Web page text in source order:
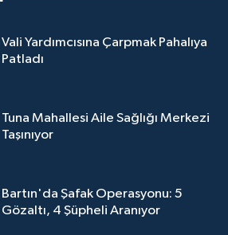
Vali Yardımcısına Çarpmak Pahalıya
Patladı
Tuna Mahallesi Aile Sağlığı Merkezi
Taşınıyor
Bartın'da Şafak Operasyonu: 5
Gözaltı, 4 Şüpheli Aranıyor